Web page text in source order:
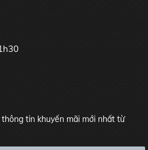
tin khuyến mãi mới nhất từ